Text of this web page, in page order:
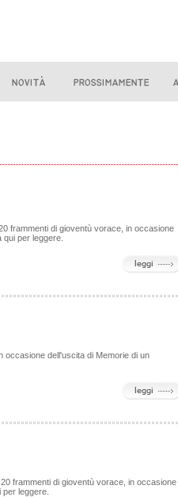
frammenti di gioventù vorace, in occasione
per leggere.
occasione dell'uscita di Memorie di un
frammenti di gioventù vorace, in occasione
leggere.